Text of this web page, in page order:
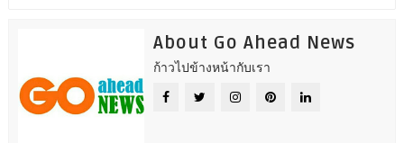
About Go Ahead News
ก้าวไปข้างหน้ากับเรา